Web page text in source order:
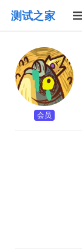
测试之家
会员